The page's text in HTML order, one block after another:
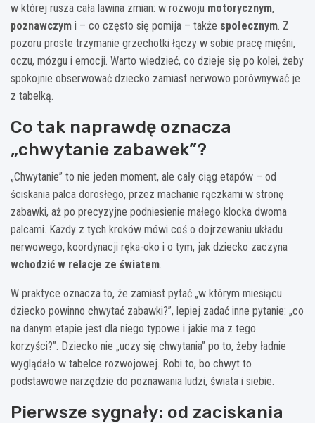
w której rusza cała lawina zmian: w rozwoju motorycznym,
poznawczym i – co często się pomija – także społecznym. Z
pozoru proste trzymanie grzechotki łączy w sobie pracę mięśni,
oczu, mózgu i emocji. Warto wiedzieć, co dzieje się po kolei, żeby
spokojnie obserwować dziecko zamiast nerwowo porównywać je
z tabelką.
Co tak naprawdę oznacza
„chwytanie zabawek”?
„Chwytanie” to nie jeden moment, ale cały ciąg etapów – od
ściskania palca dorosłego, przez machanie rączkami w stronę
zabawki, aż po precyzyjne podniesienie małego klocka dwoma
palcami. Każdy z tych kroków mówi coś o dojrzewaniu układu
nerwowego, koordynacji ręka-oko i o tym, jak dziecko zaczyna
wchodzić w relacje ze światem.
W praktyce oznacza to, że zamiast pytać „w którym miesiącu
dziecko powinno chwytać zabawki?”, lepiej zadać inne pytanie: „co
na danym etapie jest dla niego typowe i jakie ma z tego
korzyści?”. Dziecko nie „uczy się chwytania” po to, żeby ładnie
wyglądało w tabelce rozwojowej. Robi to, bo chwyt to
podstawowe narzędzie do poznawania ludzi, świata i siebie.
Pierwsze sygnały: od zaciskania